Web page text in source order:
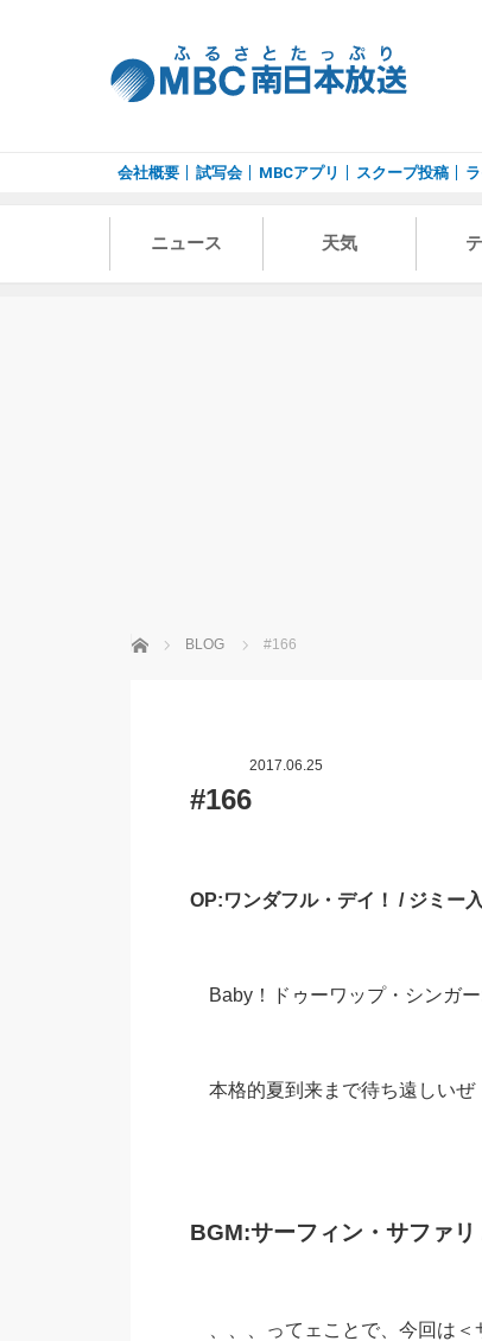
会社概要 試写会 MBCアプリ スクープ投稿
ニュース 天気
ホーム BLOG #166
2017.06.25
#166
OP:ワンダフル・デイ！ / ジミー
Baby！ドゥーワップ・シンガー
本格的夏到来まで待ち遠しいぜ
BGM:サーフィン・サファ
、、、ってェことで、今回は＜